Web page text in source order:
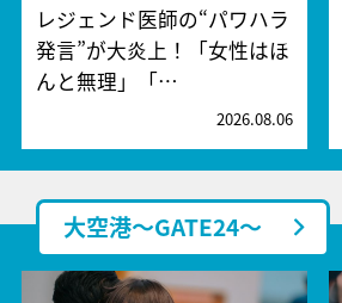
レジェンド医師の“パワハラ
発言”が大炎上！「女性はほ
んと無理」「…
2026.08.06
大空港～GATE24～